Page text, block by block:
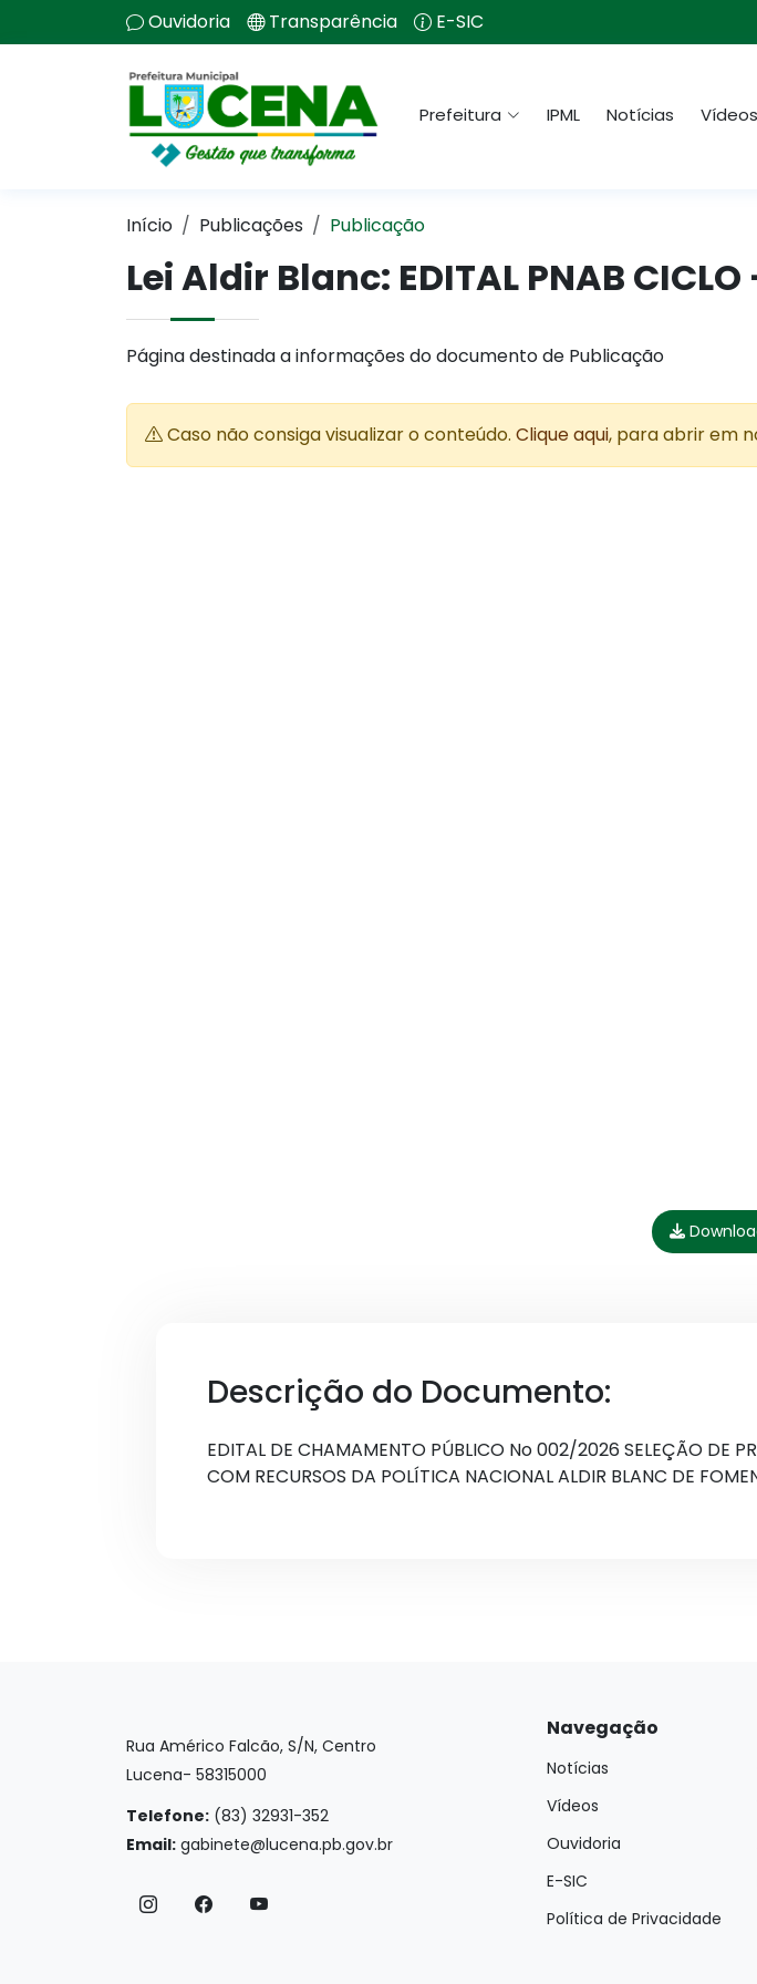
Ouvidoria Transparência E-SIC
Prefeitura IPML Notícias Vídeos
Início Publicações Publicação
Lei Aldir Blanc: EDITAL PNAB
Página destinada a informações do documento de Publicação
Caso não consiga visualizar o conteúdo. Clique aqui, para abrir em
Descrição do Documento:
EDITAL DE CHAMAMENTO PÚBLICO No 002/2026 SELEÇÃO DE
COM RECURSOS DA POLÍTICA NACIONAL ALDIR BLANC DE
Rua Américo Falcão, S/N, Centro
Lucena- 58315000
Telefone: (83) 32931-352
Email: gabinete@lucena.pb.gov.br
Navegação
Notícias
Vídeos
Ouvidoria
E-SIC
Política de Privacidade